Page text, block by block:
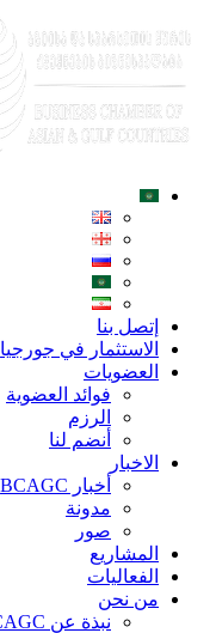
إتصل بنا
الاستثمار في جورجيا
العضويات
فوائد العضوية
الرزم
أنضم لنا
الاخبار
أخبار BCAGC
مدونة
صور
المشاريع
الفعاليات
من نحن
نبذة عن BCAGC